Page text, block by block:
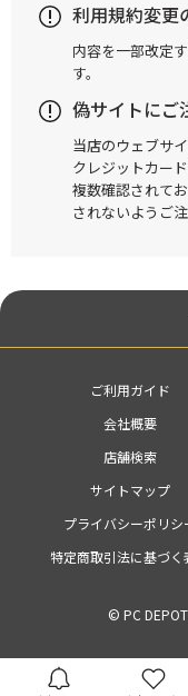
利用規約変更
内容を一部改定
す。
偽サイトにご
当店のウェブサ
クレジットカー
複数確認されて
されないようご注
ご利用ガイド
会社概要
店舗検索
サイトマップ
プライバシーポリシ
特定商取引法に基づく
© PC